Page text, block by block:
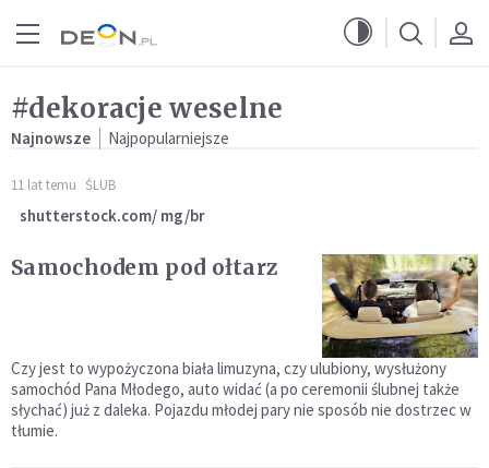
#dekoracje weselne
Najnowsze Najpopularniejsze
11 lat temu ŚLUB
shutterstock.com/ mg/br
Samochodem pod ołtarz
Czy jest to wypożyczona biała limuzyna, czy ulubiony, wysłużony
samochód Pana Młodego, auto widać (a po ceremonii ślubnej także
słychać) już z daleka. Pojazdu młodej pary nie sposób nie dostrzec w
tłumie.